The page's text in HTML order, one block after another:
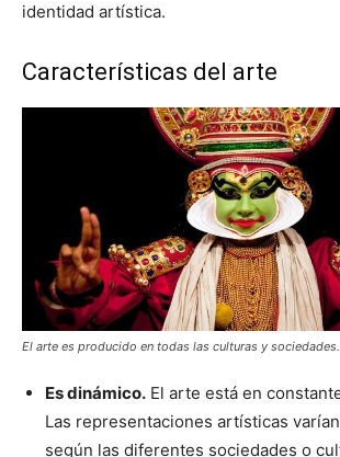
identidad artística.
Características del arte
El arte es producido en todas las culturas y sociedades.
Es dinámico. El arte está en
Las representaciones artísticas
según las diferentes sociedades o